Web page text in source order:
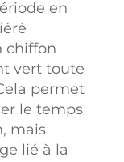
en
chiffon
vert toute
permet
le temps
mais
lié à la